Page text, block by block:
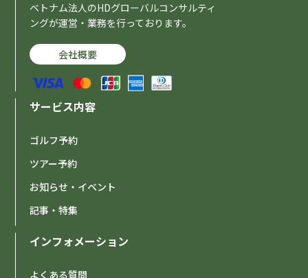
ベトナム法人のHDグローバルコンサルティ
ングが運営・業務を行っております。
会社概要
サービス内容
ゴルフ予約
ツアー予約
お知らせ・イベント
記事・特集
インフォメーション
よくある質問